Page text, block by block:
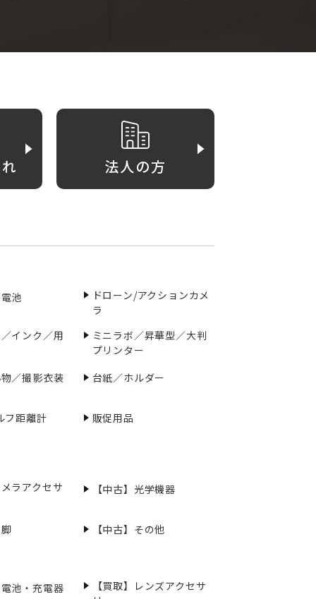
法人の方
池
ドローン/アクションカメ
ラ
インク／用
ミニラボ／昇華型／大判
プリンター
／撮影衣装
台紙／ホルダー
フ距離計 販促用品
ラアクセサ 【中古】光学機器
【中古】その他
池・充電器
【買取】レンズアクセサ